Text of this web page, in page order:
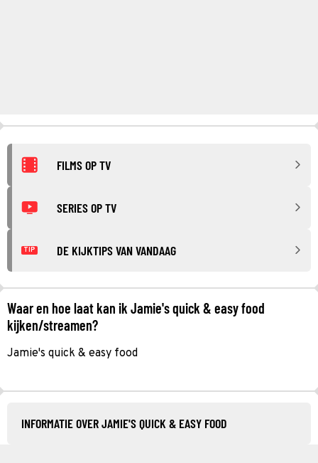
FILMS OP TV
SERIES OP TV
TIP DE KIJKTIPS VAN VANDAAG
Waar en hoe laat kan ik Jamie's quick & easy food
kijken/streamen?
Jamie's quick & easy food
INFORMATIE OVER JAMIE'S QUICK & EASY FOOD